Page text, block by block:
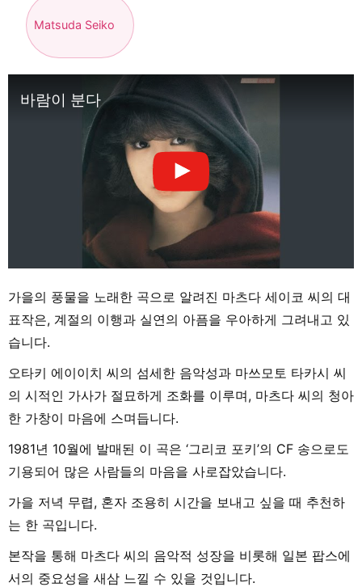
Matsuda Seiko
바람이 분다
가을의 풍물을 노래한 곡으로 알려진 마츠다 세이코 씨의 대
표작은, 계절의 이행과 실연의 아픔을 우아하게 그려내고 있
습니다.
오타키 에이이치 씨의 섬세한 음악성과 마쓰모토 타카시 씨
의 시적인 가사가 절묘하게 조화를 이루며, 마츠다 씨의 청아
한 가창이 마음에 스며듭니다.
1981년 10월에 발매된 이 곡은 ‘그리코 포키’의 CF 송으로도
기용되어 많은 사람들의 마음을 사로잡았습니다.
가을 저녁 무렵, 혼자 조용히 시간을 보내고 싶을 때 추천하
는 한 곡입니다.
본작을 통해 마츠다 씨의 음악적 성장을 비롯해 일본 팝스에
서의 중요성을 새삼 느낄 수 있을 것입니다.